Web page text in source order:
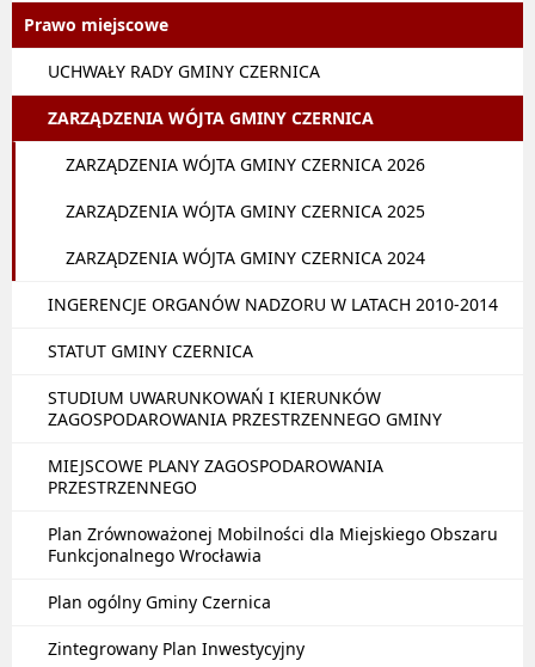
Prawo miejscowe
UCHWAŁY RADY GMINY CZERNICA
ZARZĄDZENIA WÓJTA GMINY CZERNICA
ZARZĄDZENIA WÓJTA GMINY CZERNICA 2026
ZARZĄDZENIA WÓJTA GMINY CZERNICA 2025
ZARZĄDZENIA WÓJTA GMINY CZERNICA 2024
INGERENCJE ORGANÓW NADZORU W LATACH 2010-2014
STATUT GMINY CZERNICA
STUDIUM UWARUNKOWAŃ I KIERUNKÓW
ZAGOSPODAROWANIA PRZESTRZENNEGO GMINY
MIEJSCOWE PLANY ZAGOSPODAROWANIA
PRZESTRZENNEGO
Plan Zrównoważonej Mobilności dla Miejskiego Obszaru
Funkcjonalnego Wrocławia
Plan ogólny Gminy Czernica
Zintegrowany Plan Inwestycyjny